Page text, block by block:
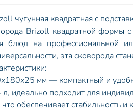
чугунная квадратная с
Brizoll квадратной
блюд на профессиональной
эта сковорода
мм — компактный и
идеально подходит для
обеспечивает стабильность